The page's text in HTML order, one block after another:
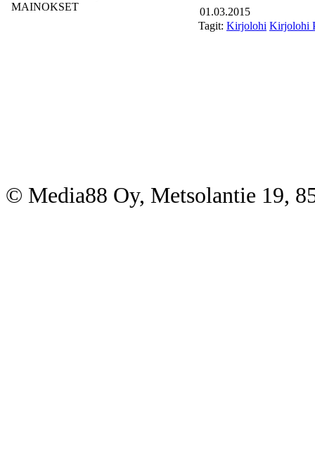
MAINOKSET
01.03.2015
Tagit: Kirjolohi Kirjolohi
© Media88 Oy, Metsolantie 19,